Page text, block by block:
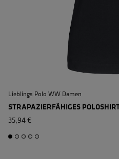
Lieblings Polo WW Damen
STRAPAZIERFÄHIGES
35,94 €